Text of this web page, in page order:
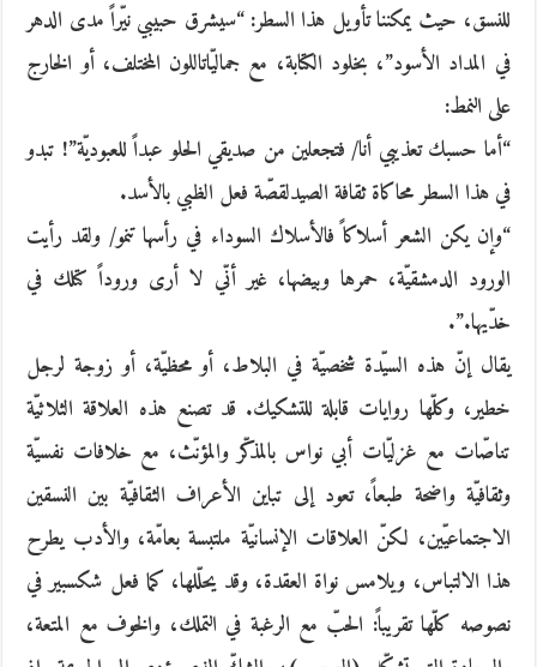
للنسق، حيث يمكننا تأويل هذا السطر: “سيشرق حبيبي نيّراً مدى الدهر
في المداد الأسود”، بخلود الكتابة، مع جماليّاتاللون المختلف، أو الخارج
على النمط:
“أما حسبك تعذيبي أنا/ فتجعلين من صديقي الحلو عبداً للعبوديّة”! تبدو
في هذا السطر محاكاة ثقافة الصيدلقصّة فعل الظبي بالأسد.
“وإن يكن الشعر أسلاكاً فالأسلاك السوداء في رأسها تنمو/ ولقد رأيت
الورود الدمشقيّة، حمرها وبيضها، غير أنّي لا أرى وروداً كتلك في
خدّيها.”.
يقال إنّ هذه السيّدة شخصيّة في البلاط، أو محظيّة، أو زوجة لرجل
خطير، وكلّها روايات قابلة للتشكيك. قد تصنع هذه العلاقة الثلاثيّة
تناصّات مع غزليّات أبي نواس بالمذكّر والمؤنّث، مع خلافات نفسيّة
وثقافيّة واضحة طبعاً، تعود إلى تباين الأعراف الثقافيّة بين النسقين
الاجتماعيّين، لكنّ العلاقات الإنسانيّة ملتبسة بعامّة، والأدب يطرح
هذا الالتباس، ويلامس نواة العقدة، وقد يحلّلها، كما فعل شكسبير في
نصوصه كلّها تقريباً: الحبّ مع الرغبة في التملك، والخوف مع المتعة،